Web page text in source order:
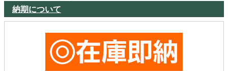
納期について